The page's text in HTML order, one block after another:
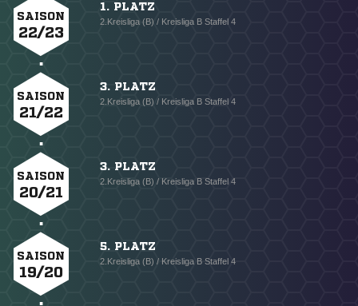
SAISON
22/23
1. PLATZ
2.Kreisliga (B) / Kreisliga B Staffel 4
SAISON
21/22
3. PLATZ
2.Kreisliga (B) / Kreisliga B Staffel 4
SAISON
20/21
3. PLATZ
2.Kreisliga (B) / Kreisliga B Staffel 4
SAISON
19/20
5. PLATZ
2.Kreisliga (B) / Kreisliga B Staffel 4